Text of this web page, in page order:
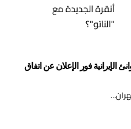
فور الإعلان عن اتفاق